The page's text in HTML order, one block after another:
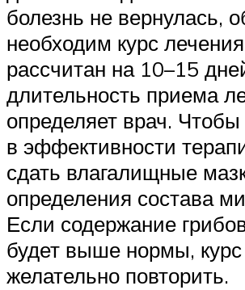
болезнь не вернулась,
необходим курс
рассчитан на 10–15
длительность приема
определяет врач.
в эффективности
сдать влагалищные
определения состава
Если содержание
будет выше нормы,
желательно повторить.